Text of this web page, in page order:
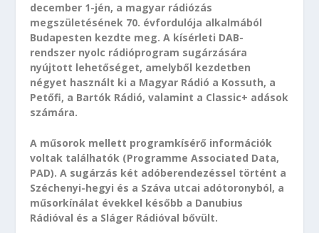
december 1-jén, a magyar rádiózás
megszületésének 70. évfordulója alkalmából
Budapesten kezdte meg. A kísérleti DAB-
rendszer nyolc rádióprogram sugárzására
nyújtott lehetőséget, amelyből kezdetben
négyet használt ki a Magyar Rádió a Kossuth, a
Petőfi, a Bartók Rádió, valamint a Classic+ adások
számára.
A műsorok mellett programkísérő információk
voltak találhatók (Programme Associated Data,
PAD). A sugárzás két adóberendezéssel történt a
Széchenyi-hegyi és a Száva utcai adótoronyból, a
műsorkínálat évekkel később a Danubius
Rádióval és a Sláger Rádióval bővült.